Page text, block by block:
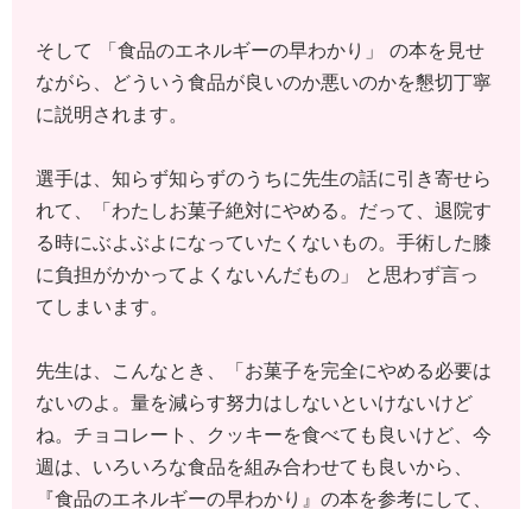
そして 「食品のエネルギーの早わかり」 の本を見せ
ながら、どういう食品が良いのか悪いのかを懇切丁寧
に説明されます。
選手は、知らず知らずのうちに先生の話に引き寄せら
れて、「わたしお菓子絶対にやめる。だって、退院す
る時にぶよぶよになっていたくないもの。手術した膝
に負担がかかってよくないんだもの」 と思わず言っ
てしまいます。
先生は、こんなとき、「お菓子を完全にやめる必要は
ないのよ。量を減らす努力はしないといけないけど
ね。チョコレート、クッキーを食べても良いけど、今
週は、いろいろな食品を組み合わせても良いから、
『食品のエネルギーの早わかり』の本を参考にして、